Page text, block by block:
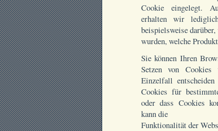
Cookie eingelegt.
erhalten wir
beispielsweise
wurden, welche
Sie können Ihren
Setzen von
Einzelfall
Cookies für
oder dass Cookies
kann die
Funktionalität der